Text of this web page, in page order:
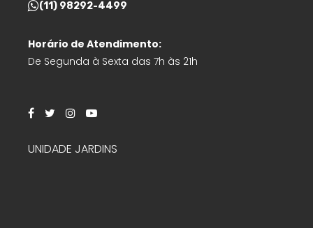
(11) 98292-4499
Horário de Atendimento:
De Segunda à Sexta das 7h às 21h
UNIDADE JARDINS